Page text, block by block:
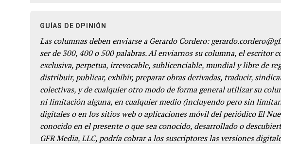
GUÍAS DE OPINIÓN
Las columnas deben enviarse a Gerardo Cordero:
ser de 300, 400 o 500 palabras. Al enviarnos su columna, el escritor
exclusiva, perpetua, irrevocable, sublicenciable, mundial y libre de
distribuir, publicar, exhibir, preparar obras derivadas, traducir,
colectivas, y de cualquier otro modo de forma general utilizar su
ni limitación alguna, en cualquier medio (incluyendo pero sin
digitales o en los sitios web o aplicaciones móvil del periódico El
conocido en el presente o que sea conocido, desarrollado o
GFR Media, LLC, podría cobrar a los suscriptores las versiones